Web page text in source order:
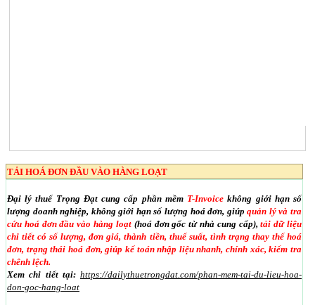
TẢI HOÁ ĐƠN ĐẦU VÀO HÀNG LOẠT
Đại lý thuế Trọng Đạt cung cấp phần mềm T-Invoice không giới hạn số
lượng doanh nghiệp, không giới hạn số lượng hoá đơn, giúpquản lý và tra
cứu hoá đơn đầu vào hàng loạt(hoá đơn gốc từ nhà cung cấp),tải dữ liệu
chi tiết có số lượng, đơn giá, thành tiền, thuế suất, tình trạng thay thế hoá
đơn, trạng thái hoá đơn, giúp kế toán nhập liệu nhanh, chính xác, kiểm tra
chênh lệch.
Xem chi tiết tại: https://dailythuetrongdat.com/phan-mem-tai-du-lieu-hoa-
don-goc-hang-loat